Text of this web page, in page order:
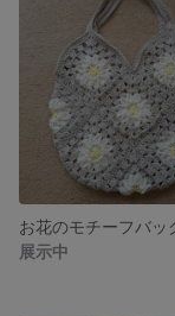
展示中